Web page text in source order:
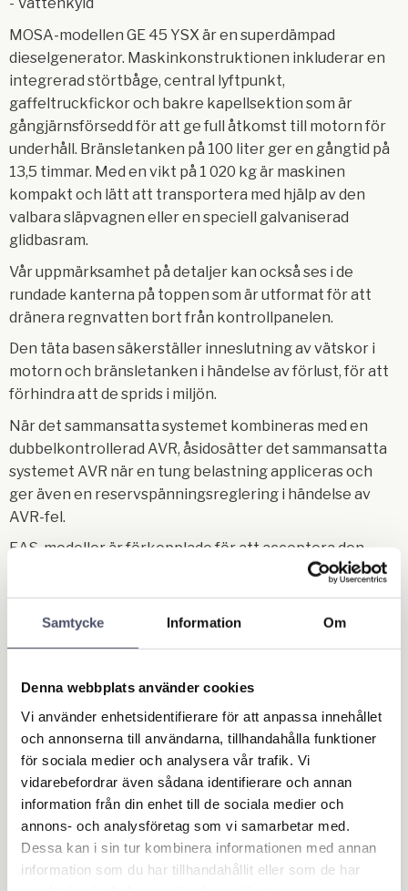
Samtycke Information Om
Denna webbplats använder cookies
Vi använder enhetsidentifierare för att anpassa innehållet
och annonserna till användarna, tillhandahålla funktioner
för sociala medier och analysera vår trafik. Vi
vidarebefordrar även sådana identifierare och annan
information från din enhet till de sociala medier och
annons- och analysföretag som vi samarbetar med.
Dessa kan i sin tur kombinera informationen med annan
information som du har tillhandahållit eller som de har
- Vattenkyld
MOSA-modellen GE 45 YSX är en superdämpad
dieselgenerator. Maskinkonstruktionen inkluderar en
integrerad störtbåge, central lyftpunkt,
gaffeltruckfickor och bakre kapellsektion som är
gångjärnsförsedd för att ge full åtkomst till motorn för
underhåll. Bränsletanken på 100 liter ger en gångtid på
13,5 timmar. Med en vikt på 1 020 kg är maskinen
kompakt och lätt att transportera med hjälp av den
valbara släpvagnen eller en speciell galvaniserad
glidbasram.
Vår uppmärksamhet på detaljer kan också ses i de
rundade kanterna på toppen som är utformat för att
dränera regnvatten bort från kontrollpanelen.
Den täta basen säkerställer inneslutning av vätskor i
motorn och bränsletanken i händelse av förlust, för att
förhindra att de sprids i miljön.
När det sammansatta systemet kombineras med en
dubbelkontrollerad AVR, åsidosätter det sammansatta
systemet AVR när en tung belastning appliceras och
ger även en reservspänningsreglering i händelse av
AVR-fel.
EAS-modeller är förkopplade för att acceptera den
valfria MOSA EAS Automatic Start-Up Panel som
ansluts till frontpanelen på generatorn och gör att
maskinen kan användas som en
Det finns även en TCM-fjärrkontroll som tillval som
tillåter start/stopp av motorn upp till 10 meters avstånd
från maskinen.
Lämplig för ett brett spektrum av
användningsområden, inklusive industriområden,
nödlägesström.
I enlighet med CE-förordningen